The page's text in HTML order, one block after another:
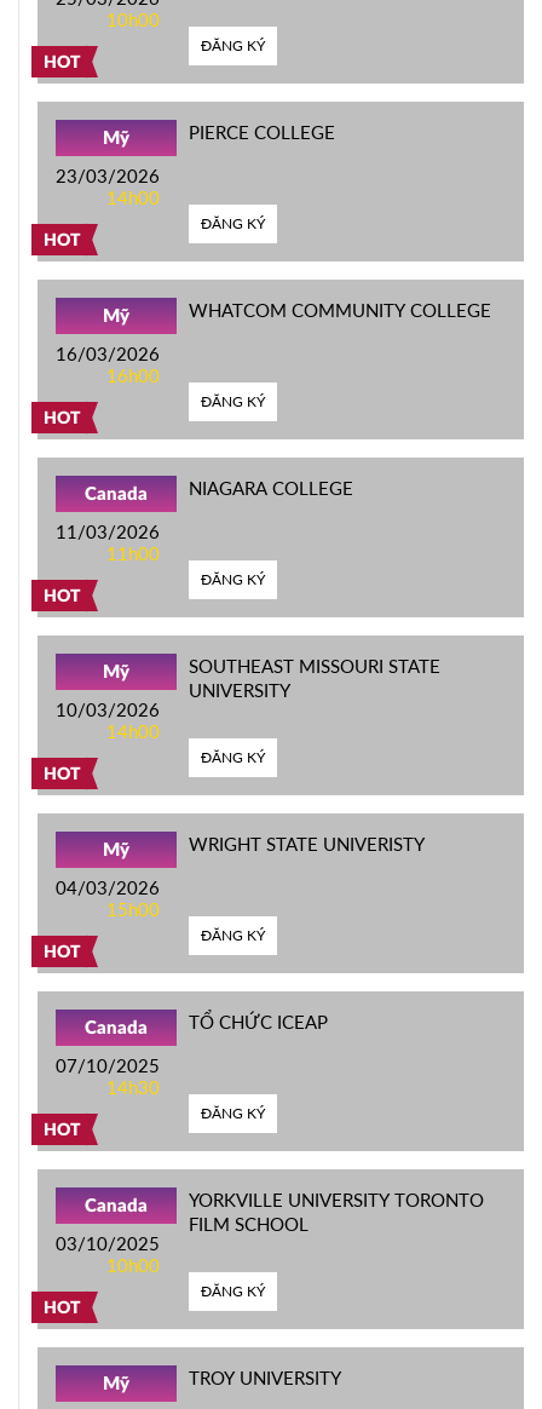
HOT
10h00
ĐĂNG KÝ
HOT
Mỹ
23/03/2026
14h00
PIERCE COLLEGE
ĐĂNG KÝ
HOT
Mỹ
16/03/2026
16h00
WHATCOM COMMUNITY COLLEGE
ĐĂNG KÝ
HOT
Canada
11/03/2026
11h00
NIAGARA COLLEGE
ĐĂNG KÝ
HOT
Mỹ
10/03/2026
14h00
SOUTHEAST MISSOURI STATE
UNIVERSITY
ĐĂNG KÝ
HOT
Mỹ
04/03/2026
15h00
WRIGHT STATE UNIVERISTY
ĐĂNG KÝ
HOT
Canada
07/10/2025
14h30
TỔ CHỨC ICEAP
ĐĂNG KÝ
HOT
Canada
03/10/2025
10h00
YORKVILLE UNIVERSITY TORONTO
FILM SCHOOL
ĐĂNG KÝ
Mỹ TROY UNIVERSITY